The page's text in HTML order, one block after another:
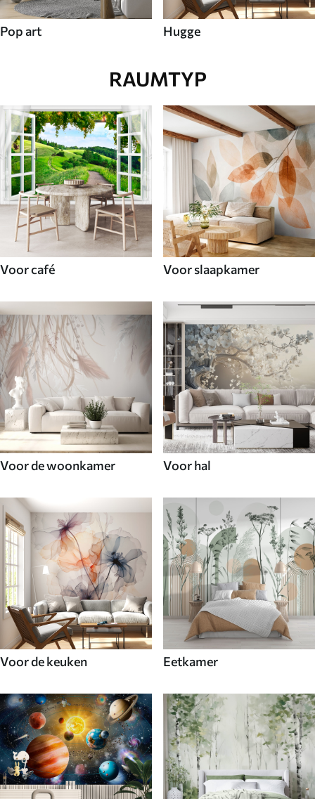
Pop art Hugge
RAUMTYP
Voor café Voor slaapkamer
Voor de woonkamer Voor hal
Voor de keuken Eetkamer